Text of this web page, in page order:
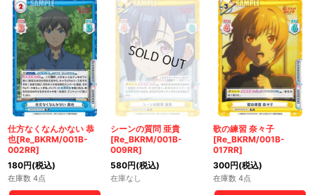
仕方なくなんかない 恭
也[Re_BKRM/001B-
002RR]
180円(税込)
在庫数 4点
シーンの質問 亜貴
[Re_BKRM/001B-
009RR]
580円(税込)
在庫なし
歌の練習 奈々子
[Re_BKRM/001B-
017RR]
300円(税込)
在庫数 4点